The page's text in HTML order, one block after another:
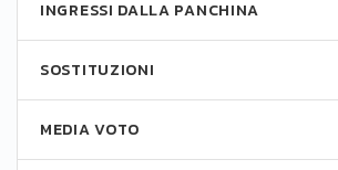
INGRESSI DALLA PANCHINA
SOSTITUZIONI
MEDIA VOTO